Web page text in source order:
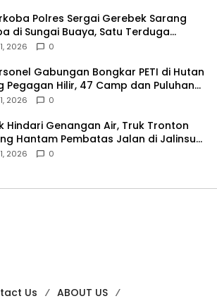
Polres Sergai Gerebek Sarang
di Sungai Buaya, Satu Terduga
2026 0
Gabungan Bongkar PETI di Hutan
Pegagan Hilir, 47 Camp dan Puluhan
Dimusnahkan
2026 0
Hindari Genangan Air, Truk Tronton
Hantam Pembatas Jalan di Jalinsum
2026 0
Us ABOUT US